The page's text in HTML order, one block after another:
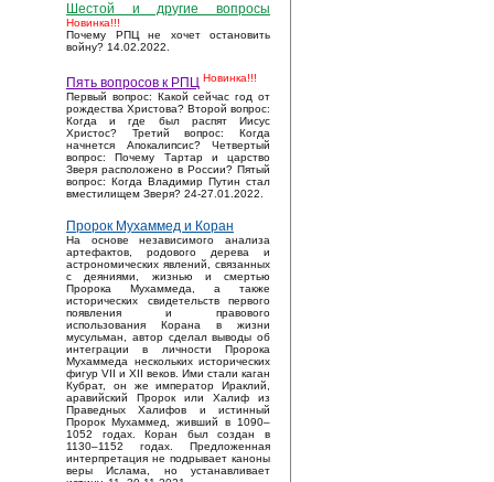
Шестой и другие вопросы
Новинка!!!
Почему РПЦ не хочет остановить
войну? 14.02.2022.
Пять вопросов к РПЦ Новинка!!!
Первый вопрос: Какой сейчас год от
рождества Христова? Второй вопрос:
Когда и где был распят Иисус
Христос? Третий вопрос: Когда
начнется Апокалипсис? Четвертый
вопрос: Почему Тартар и царство
Зверя расположено в России? Пятый
вопрос: Когда Владимир Путин стал
вместилищем Зверя? 24-27.01.2022.
Пророк Мухаммед и Коран
На основе независимого анализа
артефактов, родового дерева и
астрономических явлений, связанных
с деяниями, жизнью и смертью
Пророка Мухаммеда, а также
исторических свидетельств первого
появления и правового
использования Корана в жизни
мусульман, автор сделал выводы об
интеграции в личности Пророка
Мухаммеда нескольких исторических
фигур VII и XII веков. Ими стали каган
Кубрат, он же император Ираклий,
аравийский Пророк или Халиф из
Праведных Халифов и истинный
Пророк Мухаммед, живший в 1090–
1052 годах. Коран был создан в
1130–1152 годах. Предложенная
интерпретация не подрывает каноны
веры Ислама, но устанавливает